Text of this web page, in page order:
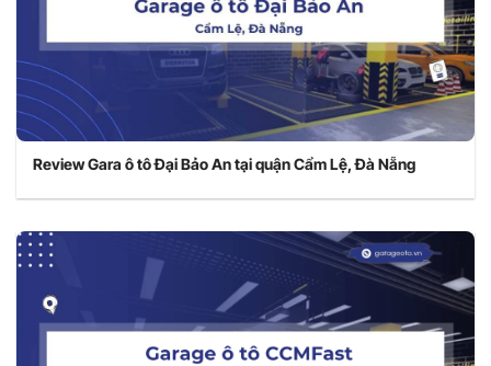
Review Gara ô tô Đại Bảo An tại quận Cẩm Lệ, Đà Nẵng